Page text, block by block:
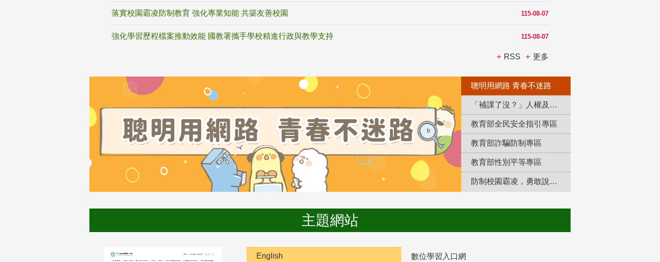
115-08-07
落實校園霸凌防制教育 強化專業知能 共築友善校園
115-08-07
強化學習歷程檔案推動效能 國教署攜手學校精進行政與教學支持
RSS 更多
聰明用網路 青春不迷路
「補課了沒？」人權及轉型正義教育專區
教育部全民安全指引專區
教育部詐騙防制專區
教育部性別平等專區
防制校園霸凌，勇敢說出來！
主題網站
English 數位學習入口網